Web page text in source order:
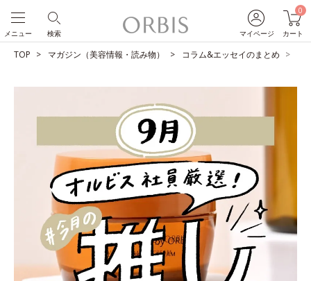
マイページ
0
カート
検索
メニュー
TOP マガジン（美容情報・読み物） コラム&エッセイのまとめ